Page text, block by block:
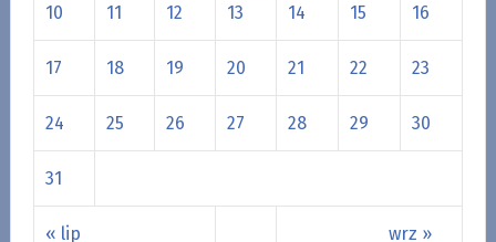
« lip wrz »
10 11 12 13 14 15 16
17 18 19 20 21 22 23
24 25 26 27 28 29 30
31